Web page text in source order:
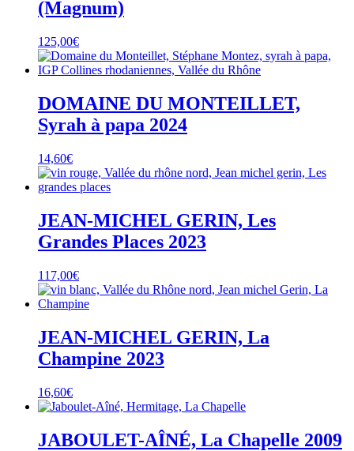
(Magnum)
125,00€
DOMAINE DU MONTEILLET,
Syrah à papa 2024
14,60€
JEAN-MICHEL GERIN, Les
Grandes Places 2023
117,00€
JEAN-MICHEL GERIN, La
Champine 2023
16,60€
JABOULET-AÎNÉ, La Chapelle 2009